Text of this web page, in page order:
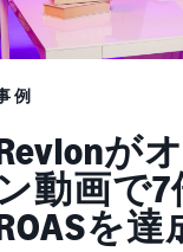
例
が
動画で7
を達